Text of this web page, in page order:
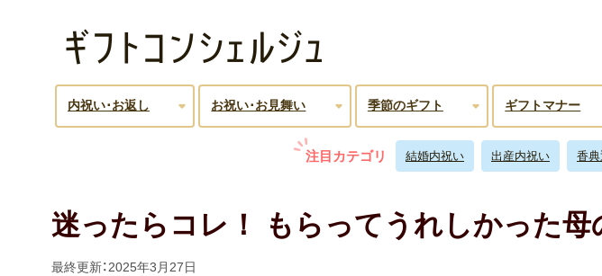
内祝い･お返し お祝い･お見舞い 季節のギフト ギフトマナー
注目カテゴリ 結婚内祝い 出産内祝い 香典
迷ったらコレ！ もらってうれしかった
最終更新：2025年3月27日